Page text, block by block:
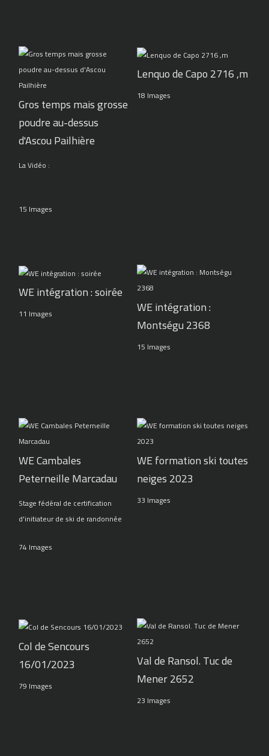
Gros temps mais grosse
poudre au-dessus
d'Ascou Pailhière
La Vidéo :
15 Images
Lenquo de Capo 2716 ,m
18 Images
WE intégration : soirée
11 Images
WE intégration :
Montségu 2368
15 Images
WE Cambales
Peterneille Marcadau
Stage fédéral de certification
d'initiateur de ski de randonnée
74 Images
WE formation ski toutes
neiges 2023
33 Images
Col de Sencours
16/01/2023
79 Images
Val de Ransol. Tuc de
Mener 2652
23 Images